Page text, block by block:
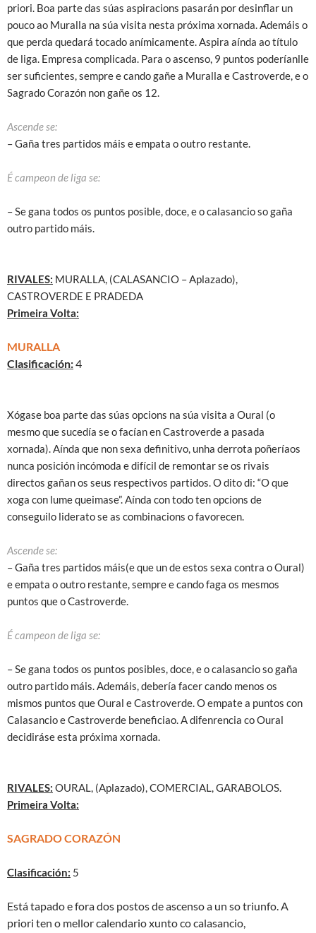
priori. Boa parte das súas aspiracions pasarán por desinflar un
pouco ao Muralla na súa visita nesta próxima xornada. Ademáis o
que perda quedará tocado anímicamente. Aspira aínda ao título
de liga. Empresa complicada. Para o ascenso, 9 puntos poderíanlle
ser suficientes, sempre e cando gañe a Muralla e Castroverde, e o
Sagrado Corazón non gañe os 12.
Ascende se:
– Gaña tres partidos máis e empata o outro restante.
É campeon de liga se:
– Se gana todos os puntos posible, doce, e o calasancio so gaña
outro partido máis.
RIVALES: MURALLA, (CALASANCIO – Aplazado),
CASTROVERDE E PRADEDA
Primeira Volta:
MURALLA
Clasificación:4
Xógase boa parte das súas opcions na súa visita a Oural (o
mesmo que sucedía se o facían en Castroverde a pasada
xornada). Aínda que non sexa definitivo, unha derrota poñeríaos
nunca posición incómoda e difícil de remontar se os rivais
directos gañan os seus respectivos partidos. O dito di: “O que
xoga con lume queimase”. Aínda con todo ten opcions de
conseguilo liderato se as combinacions o favorecen.
Ascende se:
– Gaña tres partidos máis(e que un de estos sexa contra o Oural)
e empata o outro restante, sempre e cando faga os mesmos
puntos que o Castroverde.
É campeon de liga se:
– Se gana todos os puntos posibles, doce, e o calasancio so gaña
outro partido máis. Ademáis, debería facer cando menos os
mismos puntos que Oural e Castroverde. O empate a puntos con
Calasancio e Castroverde beneficiao. A difenrencia co Oural
decidiráse esta próxima xornada.
RIVALES: OURAL, (Aplazado), COMERCIAL, GARABOLOS.
Primeira Volta:
SAGRADO CORAZÓN
Clasificación: 5
Está tapado e fora dos postos de ascenso a un so triunfo. A
priori ten o mellor calendario xunto co calasancio,